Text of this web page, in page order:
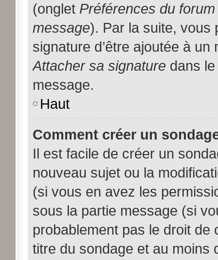
(onglet Préférences du
message). Par la suite, vous
signature d’être ajoutée à
Attacher sa signature dans
message.
Haut
Comment créer un
Il est facile de créer un
nouveau sujet ou la
(si vous en avez les
sous la partie message (si
probablement pas le droit
titre du sondage et au moins